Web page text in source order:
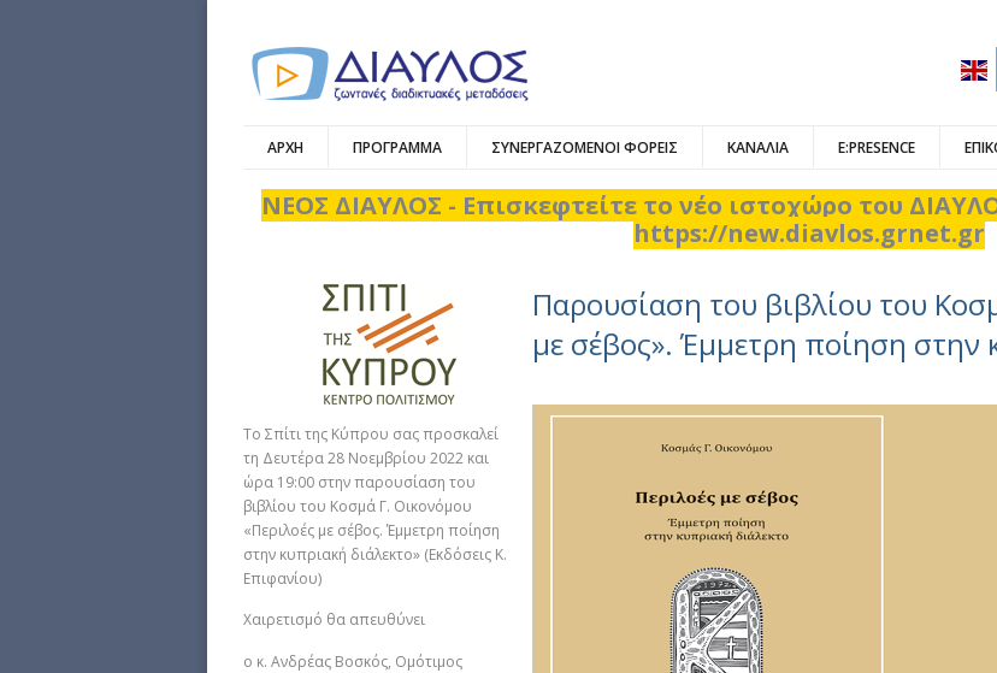
ΑΡΧΗ ΠΡΟΓΡΑΜΜΑ ΣΥΝΕΡΓΑΖΟΜΕΝΟΙ ΦΟΡΕΙΣ ΚΑΝΑΛΙΑ E:PRESENCE
ΝΕΟΣ ΔΙΑΥΛΟΣ - Επισκεφτείτε το νέο ιστοχώρο του
https://new.diavlos.grnet.gr
Παρουσίαση του βιβλίου του
με σέβος». Έμμετρη ποίηση στην
Το Σπίτι της Κύπρου σας προσκαλεί
τη Δευτέρα 28 Νοεμβρίου 2022 και
ώρα 19:00 στην παρουσίαση του
βιβλίου του Κοσμά Γ. Οικονόμου
«Περιλοές με σέβος. Έμμετρη ποίηση
στην κυπριακή διάλεκτο» (Εκδόσεις Κ.
Επιφανίου)
Χαιρετισμό θα απευθύνει
ο κ. Ανδρέας Βοσκός, Ομότιμος